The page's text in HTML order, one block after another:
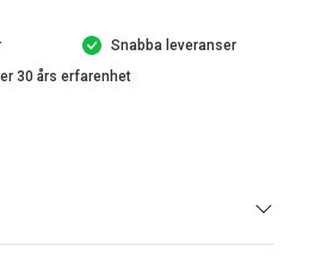
Snabba leveranser
30 års erfarenhet